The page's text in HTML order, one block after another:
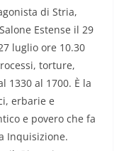
di Stria,
Estense il 29
luglio ore 10.30
torture,
1330 al 1700. È la
erbarie e
e povero che fa
Inquisizione.